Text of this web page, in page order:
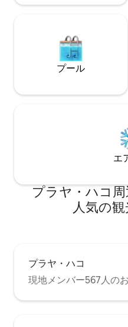
プール
エ
プラヤ・ハコ⁠
人⁠気⁠の
プラヤ・ハコ
現地メンバー567人の